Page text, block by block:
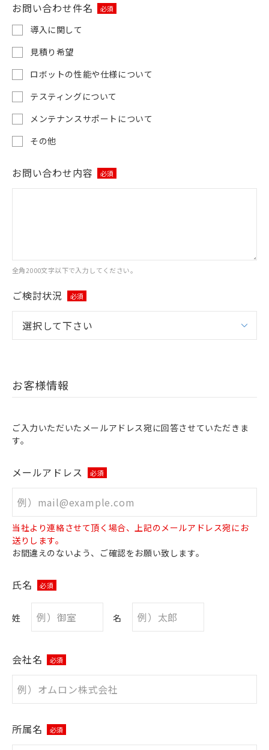
お問い合わせ件名 必須
導入に関して
見積り希望
ロボットの性能や仕様について
テスティングについて
メンテナンスサポートについて
その他
お問い合わせ内容 必須
全角2000文字以下で入力してください。
ご検討状況 必須
お客様情報
ご入力いただいたメールアドレス宛に回答させていただきま
す。
メールアドレス 必須
当社より連絡させて頂く場合、上記のメールアドレス宛にお
送りします。
お間違えのないよう、ご確認をお願い致します。
氏名 必須
姓 名
会社名 必須
所属名 必須